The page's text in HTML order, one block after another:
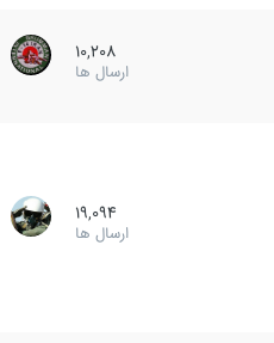
10,208
ارسال ها
19,094
ارسال ها